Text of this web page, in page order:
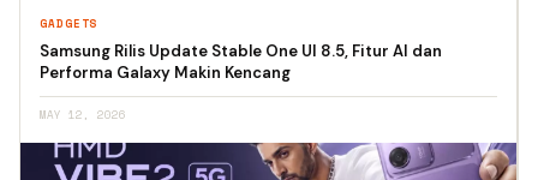
GADGETS
Samsung Rilis Update Stable One UI 8.5, Fitur AI dan
Performa Galaxy Makin Kencang
MAY 12, 2026